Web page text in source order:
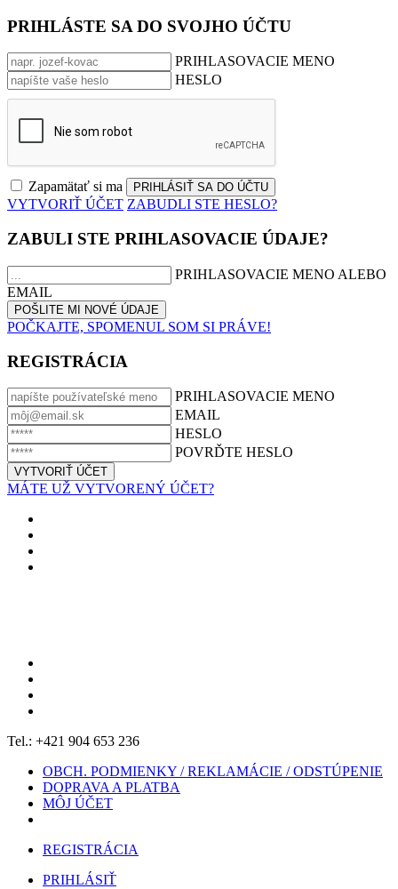
PRIHLÁSTE SA DO SVOJHO ÚČTU
PRIHLASOVACIE MENO
HESLO
Zapamätať si ma
VYTVORIŤ ÚČET ZABUDLI STE HESLO?
ZABULI STE PRIHLASOVACIE ÚDAJE?
PRIHLASOVACIE MENO ALEBO
EMAIL
POČKAJTE, SPOMENUL SOM SI PRÁVE!
REGISTRÁCIA
PRIHLASOVACIE MENO
EMAIL
HESLO
POVRĎTE HESLO
MÁTE UŽ VYTVORENÝ ÚČET?
Tel.: +421 904 653 236
OBCH. PODMIENKY / REKLAMÁCIE / ODSTÚPENIE
DOPRAVA A PLATBA
MÔJ ÚČET
REGISTRÁCIA
PRIHLÁSIŤ